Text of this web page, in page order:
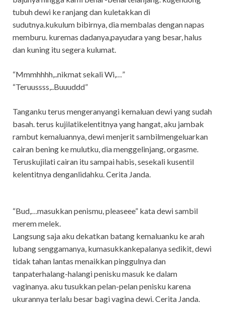
tubuh dewi ke ranjang dan kuletakkan di
sudutnya.kukulum bibirnya, dia membalas dengan napas
memburu. kuremas dadanya,payudara yang besar, halus
dan kuning itu segera kulumat.
“Mmmhhhh,..nikmat sekali Wi,…”
“Teruussss,..Buuuddd”
Tanganku terus mengeranyangi kemaluan dewi yang sudah
basah. terus kujilatikelentitnya yang hangat, aku jambak
rambut kemaluannya, dewi menjerit sambilmengeluarkan
cairan bening ke mulutku, dia menggelinjang, orgasme.
Teruskujilati cairan itu sampai habis, sesekali kusentil
kelentitnya denganlidahku. Cerita Janda.
“Bud,…masukkan penismu, pleaseee” kata dewi sambil
merem melek.
Langsung saja aku dekatkan batang kemaluanku ke arah
lubang senggamanya, kumasukkankepalanya sedikit, dewi
tidak tahan lantas menaikkan pinggulnya dan
tanpaterhalang-halangi penisku masuk ke dalam
vaginanya. aku tusukkan pelan-pelan penisku karena
ukurannya terlalu besar bagi vagina dewi. Cerita Janda.